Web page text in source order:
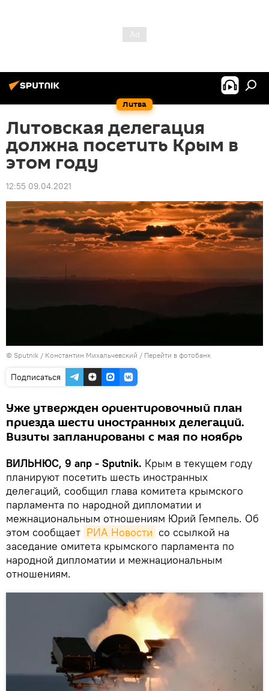
Литва
Литовская делегация
должна посетить Крым в
этом году
12:55 09.04.2021
© Sputnik / Константин Михальчевский / Перейти в фотобанк
Подписаться
Уже утвержден ориентировочный план
приезда шести иностранных делегаций.
Визиты запланированы с мая по ноябрь
ВИЛЬНЮС, 9 апр - Sputnik. Крым в текущем году
планируют посетить шесть иностранных
делегаций, сообщил глава комитета крымского
парламента по народной дипломатии и
межнациональным отношениям Юрий Гемпель. Об
этом сообщает РИА Новости со ссылкой на
заседание омитета крымского парламента по
народной дипломатии и межнациональным
отношениям.